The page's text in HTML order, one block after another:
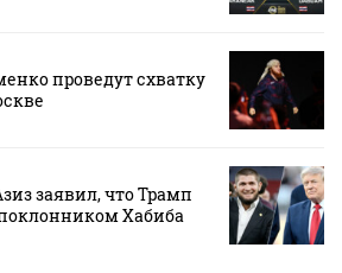
проведут схватку
заявил, что Трамп
Хабиба